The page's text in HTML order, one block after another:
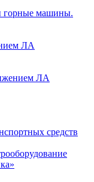
горные машины.
ЛА
ЛА
средств